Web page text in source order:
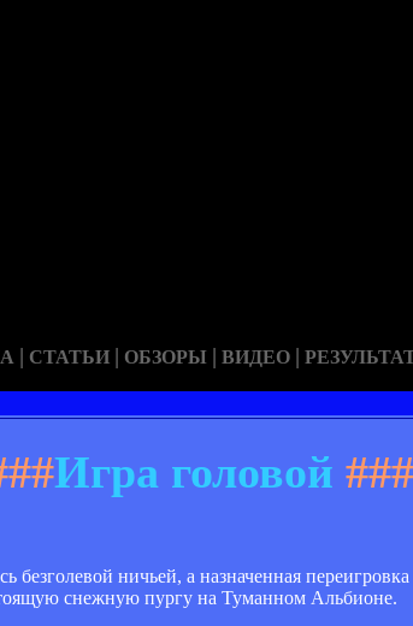
| СТАТЬИ | ОБЗОРЫ | ВИДЕО |
Игра головой ###
ничьей, а назначенная
снежную пургу на Туманном Альбионе.